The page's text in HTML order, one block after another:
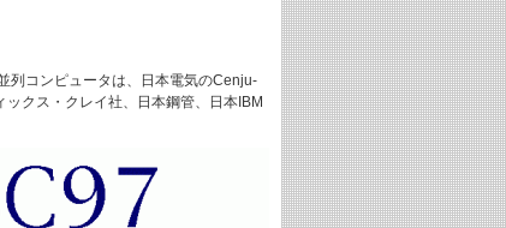
列コンピュータは、日本電気のCenju-
クス・クレイ社、日本鋼管、日本IBM